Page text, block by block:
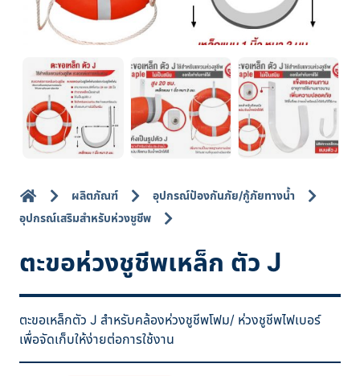
ผลิตภัณฑ์
อุปกรณ์ป้องกันภัย/กู้ภัยทางน้ำ
อุปกรณ์เสริมสำหรับห่วงชูชีพ
ตะขอห่วงชูชีพเหล็ก ตัว J
ตะขอเหล็กตัว J สำหรับคล้องห่วงชูชีพโฟม/ ห่วงชูชีพไฟเบอร์
เพื่อจัดเก็บให้ง่ายต่อการใช้งาน